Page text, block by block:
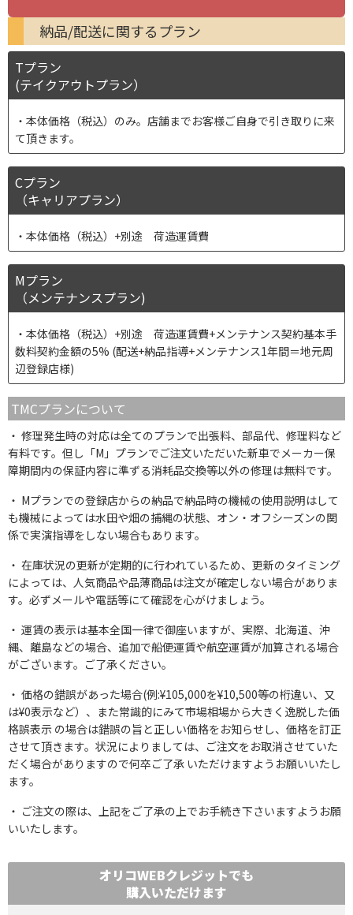
納品/配送に関するプラン
Tプラン
(テイクアウトプラン）
本体価格（税込）のみ。店舗までお客様ご自身で引き取りに来
て頂きます。
Cプラン
（キャリアプラン）
本体価格（税込）+別途 荷造運賃費
Mプラン
（メンテナンスプラン)
本体価格（税込）+別途 荷造運賃費+メンテナンス契約基本手
数料契約金額の5% (配送+納品指導+メンテナンス1年間＝地元周
辺登録店様)
TMCプランについて
修理発生時の対応は全てのプランで出張料、部品代、修理料など
有料です。但し「M」プランでご注文いただいた新車でメーカー保
障期間内の保証内容に準ずる消耗品交換等以外の修理は無料です。
Mプランでの登録店からの納品で納品時の機械の使用説明はして
も機械によっては水田や畑の捕縄の状態、オン・オフシーズンの関
係で実演指導をしない場合もあります。
在庫状況の更新が定期的に行われているため、更新のタイミング
によっては、人気商品や品薄商品は注文が確定しない場合がありま
す。必ずメールや電話等にて確認を心がけましょう。
運賃の表示は基本全国一律で御座いますが、実際、北海道、沖
縄、離島などの場合、追加で船便運賃や航空運賃が加算される場合
がございます。ご了承ください。
価格の錯誤があった場合(例:¥105,000を¥10,500等の桁違い、又
は¥0表示など）、また常識的にみて市場相場から大きく逸脱した価
格誤表示 の場合は錯誤の旨と正しい価格をお知らせし、価格を訂正
させて頂きます。状況によりましては、ご注文をお取消させていた
だく場合がありますので何卒ご了承 いただけますようお願いいたし
ます。
ご注文の際は、上記をご了承の上でお手続き下さいますようお願
いいたします。
オリコWEBクレジットでも
購入いただけます